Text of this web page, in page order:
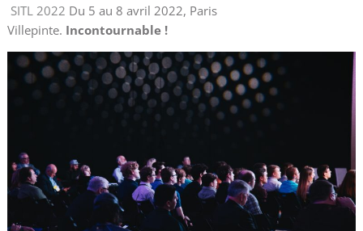
SITL 2022 Du 5 au 8 avril 2022, Paris
Villepinte. Incontournable !